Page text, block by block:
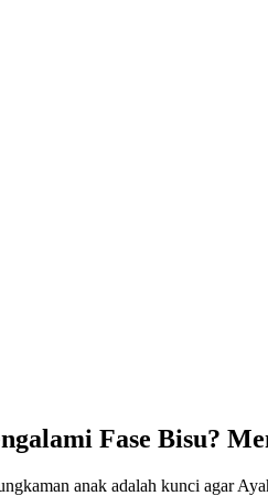
Fase Bisu?
anak adalah kunci agar